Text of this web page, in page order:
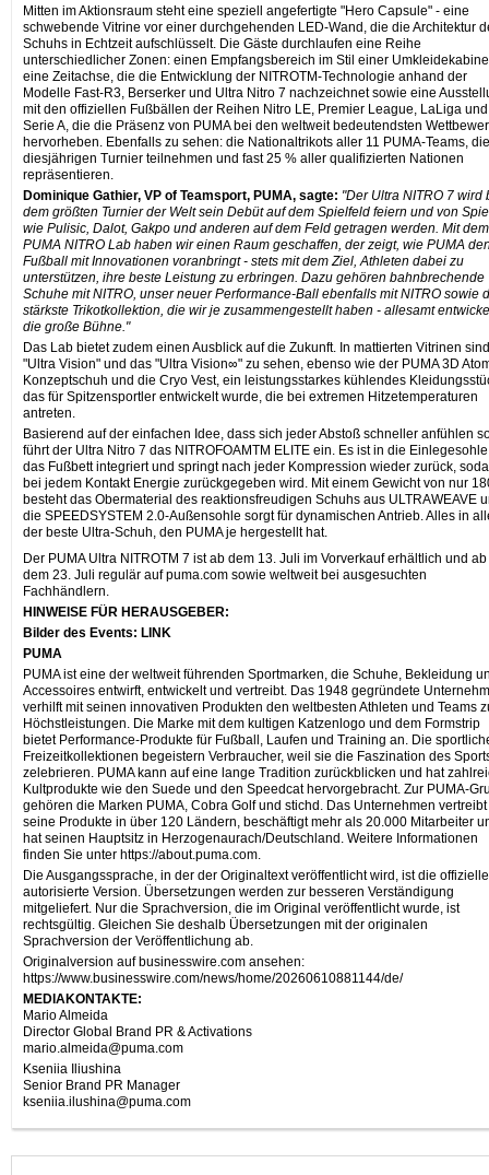
Mitten im Aktionsraum steht eine speziell angefertigte "Hero Capsule" - eine
schwebende Vitrine vor einer durchgehenden LED-Wand, die die Architektur
Schuhs in Echtzeit aufschlüsselt. Die Gäste durchlaufen eine Reihe
unterschiedlicher Zonen: einen Empfangsbereich im Stil einer
eine Zeitachse, die die Entwicklung der NITROTM-Technologie anhand der
Modelle Fast-R3, Berserker und Ultra Nitro 7 nachzeichnet sowie eine
mit den offiziellen Fußbällen der Reihen Nitro LE, Premier League, LaLiga
Serie A, die die Präsenz von PUMA bei den weltweit bedeutendsten
hervorheben. Ebenfalls zu sehen: die Nationaltrikots aller 11 PUMA-Teams,
diesjährigen Turnier teilnehmen und fast 25 % aller qualifizierten Nationen
repräsentieren.
Dominique Gathier, VP of Teamsport, PUMA, sagte: "Der Ultra NITRO 7 wird
dem größten Turnier der Welt sein Debüt auf dem Spielfeld feiern und von
wie Pulisic, Dalot, Gakpo und anderen auf dem Feld getragen werden. Mit dem
PUMA NITRO Lab haben wir einen Raum geschaffen, der zeigt, wie PUMA
Fußball mit Innovationen voranbringt - stets mit dem Ziel, Athleten dabei zu
unterstützen, ihre beste Leistung zu erbringen. Dazu gehören bahnbrechende
Schuhe mit NITRO, unser neuer Performance-Ball ebenfalls mit NITRO sowie
stärkste Trikotkollektion, die wir je zusammengestellt haben - allesamt
die große Bühne."
Das Lab bietet zudem einen Ausblick auf die Zukunft. In mattierten Vitrinen
"Ultra Vision" und das "Ultra Vision∞" zu sehen, ebenso wie der PUMA 3D
Konzeptschuh und die Cryo Vest, ein leistungsstarkes kühlendes
das für Spitzensportler entwickelt wurde, die bei extremen Hitzetemperaturen
antreten.
Basierend auf der einfachen Idee, dass sich jeder Abstoß schneller anfühlen
führt der Ultra Nitro 7 das NITROFOAMTM ELITE ein. Es ist in die
das Fußbett integriert und springt nach jeder Kompression wieder zurück,
bei jedem Kontakt Energie zurückgegeben wird. Mit einem Gewicht von nur
besteht das Obermaterial des reaktionsfreudigen Schuhs aus ULTRAWEAVE
die SPEEDSYSTEM 2.0-Außensohle sorgt für dynamischen Antrieb. Alles in
der beste Ultra-Schuh, den PUMA je hergestellt hat.
Der PUMA Ultra NITROTM 7 ist ab dem 13. Juli im Vorverkauf erhältlich und ab
dem 23. Juli regulär auf puma.com sowie weltweit bei ausgesuchten
Fachhändlern.
HINWEISE FÜR HERAUSGEBER:
Bilder des Events: LINK
PUMA
PUMA ist eine der weltweit führenden Sportmarken, die Schuhe, Bekleidung
Accessoires entwirft, entwickelt und vertreibt. Das 1948 gegründete
verhilft mit seinen innovativen Produkten den weltbesten Athleten und Teams
Höchstleistungen. Die Marke mit dem kultigen Katzenlogo und dem Formstrip
bietet Performance-Produkte für Fußball, Laufen und Training an. Die
Freizeitkollektionen begeistern Verbraucher, weil sie die Faszination des
zelebrieren. PUMA kann auf eine lange Tradition zurückblicken und hat
Kultprodukte wie den Suede und den Speedcat hervorgebracht. Zur PUMA-
gehören die Marken PUMA, Cobra Golf und stichd. Das Unternehmen vertreibt
seine Produkte in über 120 Ländern, beschäftigt mehr als 20.000 Mitarbeiter
hat seinen Hauptsitz in Herzogenaurach/Deutschland. Weitere Informationen
finden Sie unter https://about.puma.com.
Die Ausgangssprache, in der der Originaltext veröffentlicht wird, ist die
autorisierte Version. Übersetzungen werden zur besseren Verständigung
mitgeliefert. Nur die Sprachversion, die im Original veröffentlicht wurde, ist
rechtsgültig. Gleichen Sie deshalb Übersetzungen mit der originalen
Sprachversion der Veröffentlichung ab.
Originalversion auf businesswire.com ansehen:
https://www.businesswire.com/news/home/20260610881144/de/
MEDIAKONTAKTE:
Mario Almeida
Director Global Brand PR & Activations
mario.almeida@puma.com
Kseniia Iliushina
Senior Brand PR Manager
kseniia.ilushina@puma.com